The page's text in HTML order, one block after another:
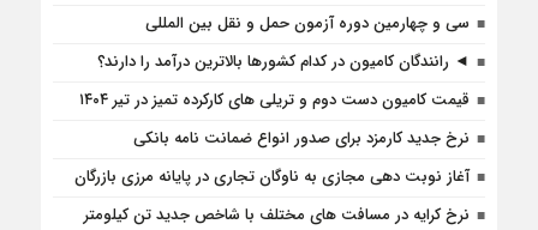
سی و چهارمین دوره آزمون حمل و نقل بین المللی
◄ رانندگان کامیون در کدام کشورها بالاترین درآمد را دارند؟
قیمت کامیون دست دوم و تریلی‌ های کارکرده تمیز در تیر ۱۴۰۴
نرخ جدید کارمزد برای صدور انواع ضمانت نامه بانکی
آغاز نوبت دهی مجازی به ناوگان تجاری در پایانه مرزی بازرگان
نرخ کرایه در مسافت‌ های مختلف با شاخص جدید تن کیلومتر